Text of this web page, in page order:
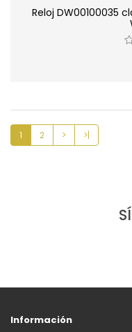
Reloj DW00100035
1 2 >
>|
Información